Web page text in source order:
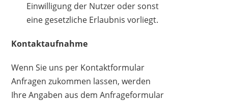
Einwilligung der Nutzer oder sonst
eine gesetzliche Erlaubnis vorliegt.
Kontaktaufnahme
Wenn Sie uns per Kontaktformular
Anfragen zukommen lassen, werden
Ihre Angaben aus dem Anfrageformular